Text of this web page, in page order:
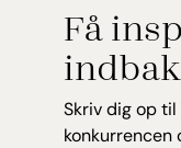
Få
Skriv dig op
konkurrencen